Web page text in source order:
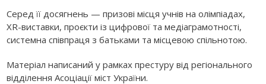
Серед її досягнень — призові місця учнів на олімпіадах,
XR-виставки, проєкти із цифрової та медіаграмотності,
системна співпраця з батьками та місцевою спільнотою.
Матеріал написаний у рамках престуру від регіонального
відділення Асоціації міст України.